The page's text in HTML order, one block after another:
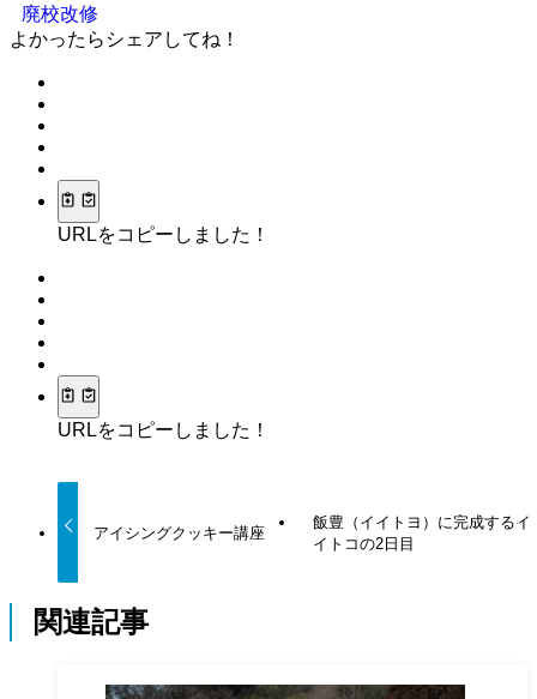
廃校改修
よかったらシェアしてね！
URLをコピーしました！
URLをコピーしました！
アイシングクッキー講座
飯豊（イイトヨ）に完成するイ
イトコの2日目
関連記事